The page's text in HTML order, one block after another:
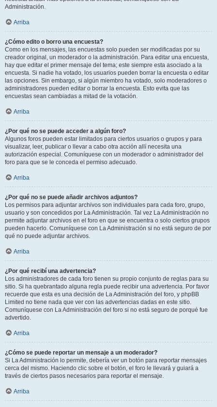
Administración.
Arriba
¿Cómo edito o borro una encuesta?
Como en los mensajes, las encuestas solo pueden ser modificadas por su
creador original, un moderador o la administración. Para editar una encuesta,
hay que editar el primer mensaje del tema; este siempre esta asociado a la
encuesta. Si nadie ha votado, los usuarios pueden borrar la encuesta o editar
las opciones. Sin embargo, si algún miembro ha votado, solo moderadores o
administradores pueden editar o borrar la encuesta. Esto evita que las
encuestas sean cambiadas a mitad de la votación.
Arriba
¿Por qué no se puede acceder a algún foro?
Algunos foros pueden estar limitados para ciertos usuarios o grupos y para
visualizar, leer, publicar o llevar a cabo otra acción allí necesita una
autorización especial. Comuníquese con un moderador o administrador del
foro para que se le conceda el permiso adecuado.
Arriba
¿Por qué no se puede añadir archivos adjuntos?
Los permisos para adjuntar archivos son individuales para cada foro, grupo,
usuario y son concedidos por La Administración. Tal vez La Administración no
permite adjuntar archivos en el foro en que se encuentra o solo ciertos grupos
pueden hacerlo. Comuníquese con La Administración si no está seguro de por
qué no puede adjuntar archivos.
Arriba
¿Por qué recibí una advertencia?
Los administradores de cada foro tienen su propio conjunto de reglas para su
sitio. Si ha quebrantado alguna regla puede recibir una advertencia. Por favor
recuerde que esta es una decisión de La Administración del foro, y phpBB
Limited no tiene nada que ver con las advertencias dadas en este sitio.
Comuníquese con La Administración del foro si no está seguro de porqué fue
advertido.
Arriba
¿Cómo se puede reportar un mensaje a un moderador?
Si La Administración lo permite, debería ver un botón para reportar mensajes
cerca del mismo. Haciendo clic sobre el botón, el foro le llevará y guiará a
través de ciertos pasos necesarios para reportar el mensaje.
Arriba